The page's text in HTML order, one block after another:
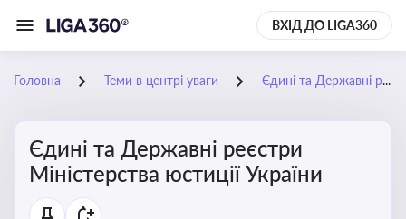
ВХІД ДО LIGA360
Головна Теми в центрі уваги Єдині та Державні реєстри Міністерства юстиції України
Єдині та Державні реєстри
Міністерства юстиції України